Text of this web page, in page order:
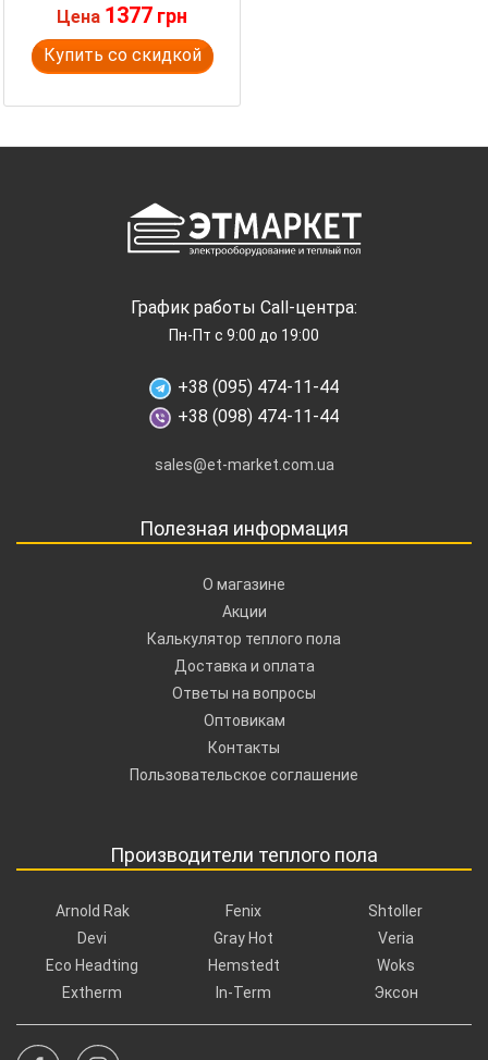
Цена 1377 грн
Купить со скидкой
График работы Call-центра:
Пн-Пт с 9:00 до 19:00
+38 (095) 474-11-44
+38 (098) 474-11-44
sales@et-market.com.ua
Полезная информация
О магазине
Акции
Калькулятор теплого пола
Доставка и оплата
Ответы на вопросы
Оптовикам
Контакты
Пользовательское соглашение
Производители теплого пола
Arnold Rak
Devi
Eco Headting
Extherm
Fenix
Gray Hot
Hemstedt
In-Term
Shtoller
Veria
Woks
Эксон